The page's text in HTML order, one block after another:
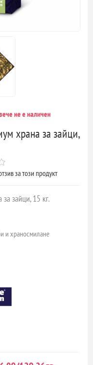
не е наличен
храна за зайци,
за този продукт
зайци, 15 кг.
и храносмилане